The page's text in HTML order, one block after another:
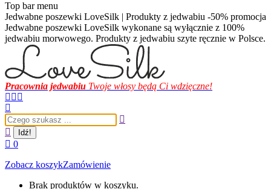
Top bar menu
Jedwabne poszewki LoveSilk | Produkty z jedwabiu -50% promocja
Jedwabne poszewki LoveSilk wykonane są wyłącznie z 100%
jedwabiu morwowego. Produkty z jedwabiu szyte ręcznie w Polsce.
Pracownia jedwabiu Twoje włosy będą Ci wdzięczne!
Facebook
opens
in
new
window
Instagram
opens
in
new
window
opens
in
new
Szukaj:
0
Zobacz koszykZamówienie
Brak produktów w koszyku.